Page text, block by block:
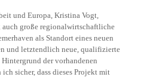
und Europa, Kristina Vogt,
große regionalwirtschaftliche
als Standort eines neuen
und letztendlich neue, qualifizierte
der vorhandenen
sicher, dass dieses Projekt mit